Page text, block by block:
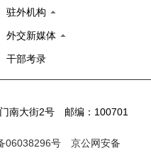
驻外机构
外交新媒体
干部考录
南大街2号 邮编：100701
06038296号
京公网安备